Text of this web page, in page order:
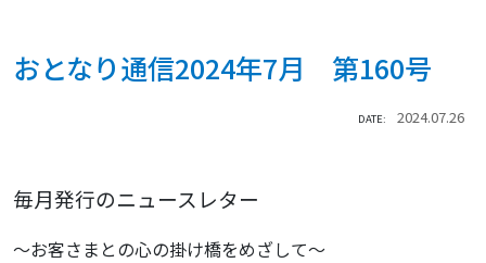
おとなり通信2024年7月 第160号
DATE: 2024.07.26
毎月発行のニュースレター
～お客さまとの心の掛け橋をめざして～